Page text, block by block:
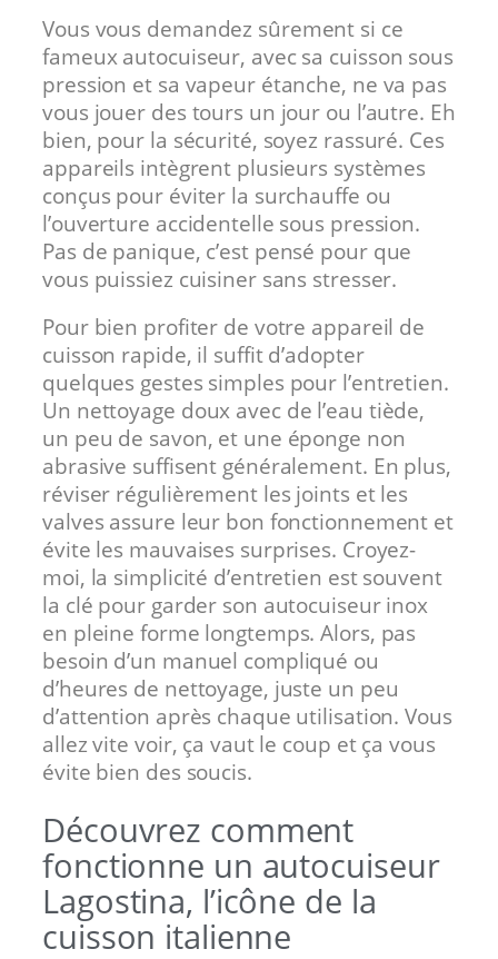
Vous vous demandez sûrement si ce
fameux autocuiseur, avec sa cuisson sous
pression et sa vapeur étanche, ne va pas
vous jouer des tours un jour ou l’autre. Eh
bien, pour la sécurité, soyez rassuré. Ces
appareils intègrent plusieurs systèmes
conçus pour éviter la surchauffe ou
l’ouverture accidentelle sous pression.
Pas de panique, c’est pensé pour que
vous puissiez cuisiner sans stresser.
Pour bien profiter de votre appareil de
cuisson rapide, il suffit d’adopter
quelques gestes simples pour l’entretien.
Un nettoyage doux avec de l’eau tiède,
un peu de savon, et une éponge non
abrasive suffisent généralement. En plus,
réviser régulièrement les joints et les
valves assure leur bon fonctionnement et
évite les mauvaises surprises. Croyez-
moi, la simplicité d’entretien est souvent
la clé pour garder son autocuiseur inox
en pleine forme longtemps. Alors, pas
besoin d’un manuel compliqué ou
d’heures de nettoyage, juste un peu
d’attention après chaque utilisation. Vous
allez vite voir, ça vaut le coup et ça vous
évite bien des soucis.
Découvrez comment
fonctionne un autocuiseur
Lagostina, l’icône de la
cuisson italienne